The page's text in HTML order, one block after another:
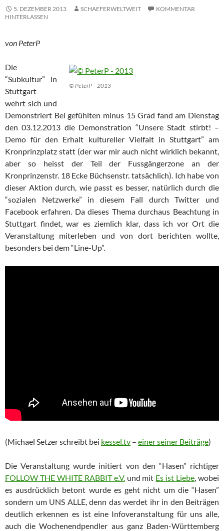
5. DEZEMBER 2013 SCHAEFERWELTWEIT
KOMMENTAR
HINTERLASSEN
von PeterP
© PeterP – 2013
Die
“Subkultur” in
Stuttgart
wehrt sich und
Demonstriert Bei gefühlten minus 15 Grad fand am Dienstag
den 03.12.2013 die Demonstration “Unsere Stadt stirbt! –
Demo für den Erhalt kultureller Vielfalt in Stuttgart” am
Kronprinzplatz statt (der war mir auch nicht wirklich bekannt,
aber so heisst der Teil der Fussgängerzone an der
Kronprinzenstr. 18 Ecke Büchsenstr. tatsächlich). Ich habe von
dieser Aktion durch, wie passt es besser, natürlich durch die
“sozialen Netzwerke” in diesem Fall durch Twitter und
Facebook erfahren. Da dieses Thema durchaus Beachtung in
Stuttgart findet, war es ziemlich klar, dass ich vor Ort die
Veranstaltung miterleben und von dort berichten wollte,
besonders bei dem “Line-Up”.
(Michael Setzer schreibt bei kessel.tv – einer seiner Beiträge)
Die Veranstaltung wurde initiert von den “Hasen” richtiger
FOLLOW THE WHITE RABBIT e.V. und mit Es ist Liebe , wobei
es ausdrücklich betont wurde es geht nicht um die “Hasen”
sondern um UNS ALLE, denn das werdet ihr in den Beiträgen
deutlich erkennen es ist eine Infoveranstaltung für uns alle,
auch die Wochenendpendler aus ganz Baden-Württemberg